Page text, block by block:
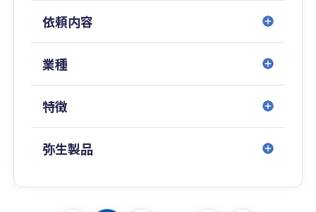
変化の早い激動の時代、お困りごとやお悩み事が
ございましたら、お気軽にご相談ください。
依頼内容
業種
特徴
弥生製品